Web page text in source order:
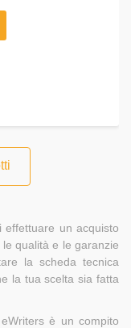
USBBluetooth
effettuare un acquisto
qualità e le garanzie
la scheda tecnica
la tua scelta sia fatta
è un compito